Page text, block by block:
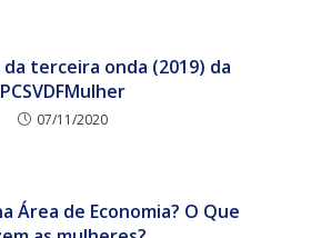
terceira onda (2019) da
PCSVDFMulher
07/11/2020
Área de Economia? O Que